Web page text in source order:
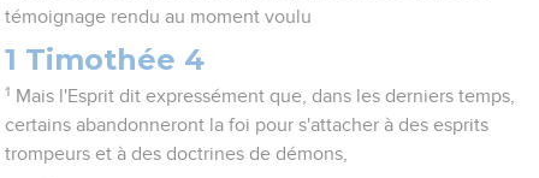
témoignage rendu au moment voulu
1 Timothée 4
1 Mais l'Esprit dit expressément que, dans les derniers temps,
certains abandonneront la foi pour s'attacher à des esprits
trompeurs et à des doctrines de démons,